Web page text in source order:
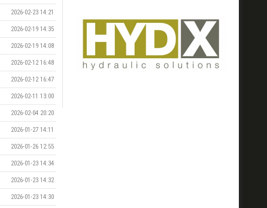
2026-02-23 14:21
2026-02-19 14:35
2026-02-19 14:08
2026-02-12 16:48
2026-02-12 16:47
2026-02-11 13:00
2026-02-04 20:20
2026-01-27 14:11
2026-01-26 12:55
2026-01-23 14:34
2026-01-23 14:32
2026-01-23 14:30